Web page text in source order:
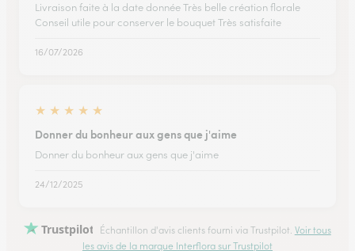
Livraison faite à la date donnée Très belle création florale
Conseil utile pour conserver le bouquet Très satisfaite
16/07/2026
★ ★ ★ ★ ★
Donner du bonheur aux gens que j'aime
Donner du bonheur aux gens que j'aime
24/12/2025
Trustpilot Échantillon d'avis clients fourni via Trustpilot. Voir tous
les avis de la marque Interflora sur Trustpilot